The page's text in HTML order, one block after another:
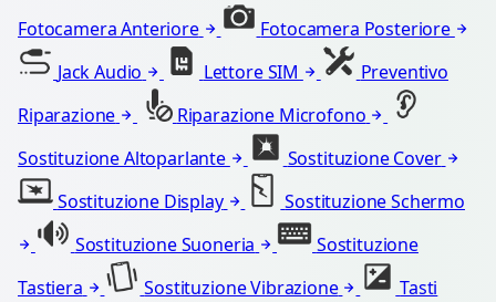
Fotocamera Anteriore
Fotocamera Posteriore
Jack Audio
Lettore SIM
Preventivo
Riparazione
Riparazione Microfono
Sostituzione Altoparlante
Sostituzione Cover
Sostituzione Display
Sostituzione Schermo
Sostituzione Suoneria
Sostituzione
Tastiera
Sostituzione Vibrazione
Tasti